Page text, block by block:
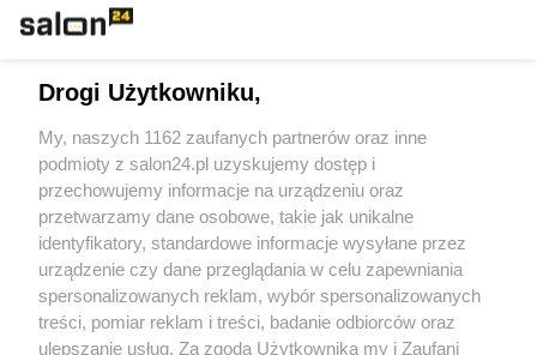
Sport
Społeczeństwo
Kultura
Drogi Użytkowniku,
My, naszych 1162 zaufanych partnerów oraz inne
podmioty z salon24.pl uzyskujemy dostęp i
przechowujemy informacje na urządzeniu oraz
przetwarzamy dane osobowe, takie jak unikalne
identyfikatory, standardowe informacje wysyłane przez
urządzenie czy dane przeglądania w celu zapewniania
spersonalizowanych reklam, wybór spersonalizowanych
treści, pomiar reklam i treści, badanie odbiorców oraz
ulepszanie usług. Za zgodą Użytkownika my i Zaufani